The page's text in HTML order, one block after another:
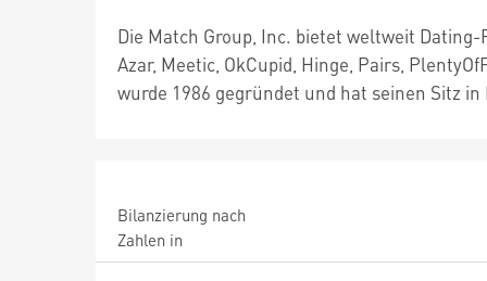
Die Match Group, Inc. bietet weltweit
Azar, Meetic, OkCupid, Hinge, Pairs,
wurde 1986 gegründet und hat seinen Sitz in
Bilanzierung nach
Zahlen in